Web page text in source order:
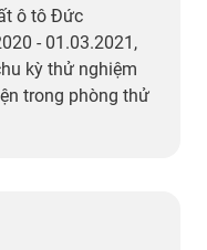
ô tô Đức
- 01.03.2021,
kỳ thử nghiệm
trong phòng thử